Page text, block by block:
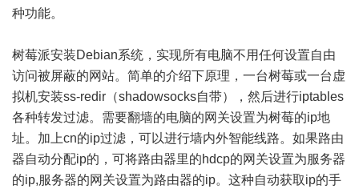
种功能。
树莓派安装Debian系统，实现所有电脑不用任何设置自由
访问被屏蔽的网站。简单的介绍下原理，一台树莓或一台虚
拟机安装ss-redir（shadowsocks自带），然后进行iptables
各种转发过滤。需要翻墙的电脑的网关设置为树莓的ip地
址。加上cn的ip过滤，可以进行墙内外智能线路。如果路由
器自动分配ip的，可将路由器里的hdcp的网关设置为服务器
的ip,服务器的网关设置为路由器的ip。这种自动获取ip的手